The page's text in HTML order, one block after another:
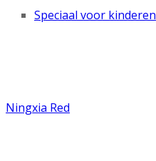
Speciaal voor kinderen
Ningxia Red